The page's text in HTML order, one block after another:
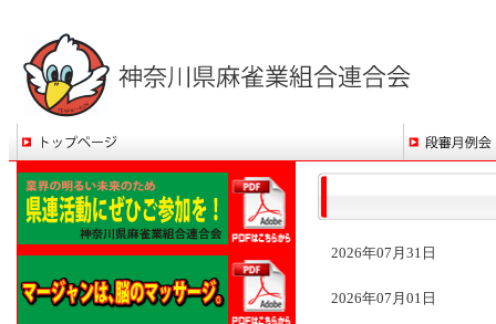
2026年07月31日
2026年07月01日